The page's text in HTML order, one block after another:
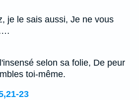
je le sais aussi, Je ne vous
selon sa folie, De peur
toi-même.
23